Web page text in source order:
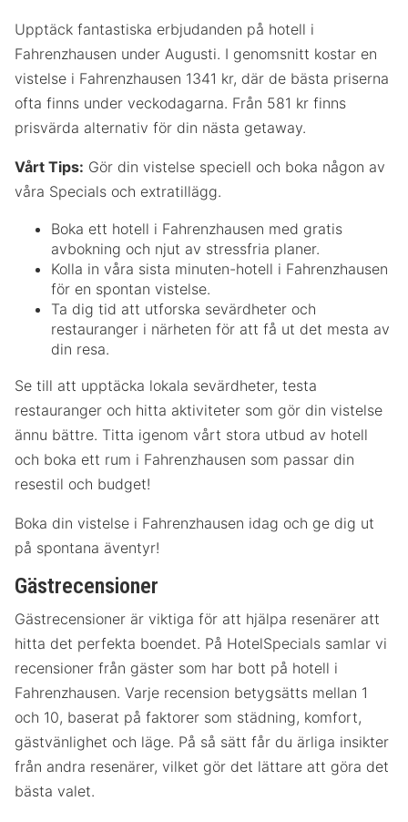
Upptäck fantastiska erbjudanden på hotell i
Fahrenzhausen under Augusti. I genomsnitt kostar en
vistelse i Fahrenzhausen 1341 kr, där de bästa priserna
ofta finns under veckodagarna. Från 581 kr finns
prisvärda alternativ för din nästa getaway.
Vårt Tips: Gör din vistelse speciell och boka någon av
våra Specials och extratillägg.
Boka ett hotell i Fahrenzhausen med gratis
avbokning och njut av stressfria planer.
Kolla in våra sista minuten-hotell i Fahrenzhausen
för en spontan vistelse.
Ta dig tid att utforska sevärdheter och
restauranger i närheten för att få ut det mesta av
din resa.
Se till att upptäcka lokala sevärdheter, testa
restauranger och hitta aktiviteter som gör din vistelse
ännu bättre. Titta igenom vårt stora utbud av hotell
och boka ett rum i Fahrenzhausen som passar din
resestil och budget!
Boka din vistelse i Fahrenzhausen idag och ge dig ut
på spontana äventyr!
Gästrecensioner
Gästrecensioner är viktiga för att hjälpa resenärer att
hitta det perfekta boendet. På HotelSpecials samlar vi
recensioner från gäster som har bott på hotell i
Fahrenzhausen. Varje recension betygsätts mellan 1
och 10, baserat på faktorer som städning, komfort,
gästvänlighet och läge. På så sätt får du ärliga insikter
från andra resenärer, vilket gör det lättare att göra det
bästa valet.